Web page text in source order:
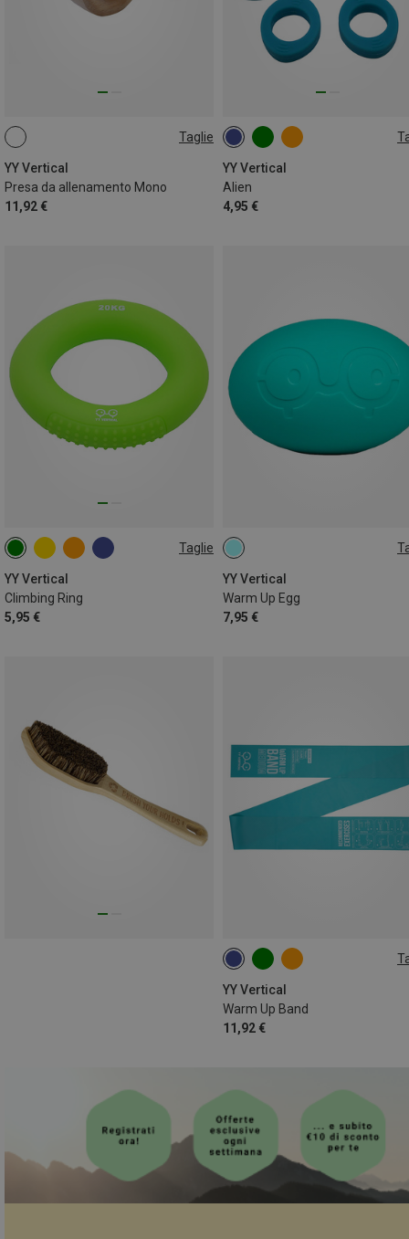
Taglie
YY Vertical
Presa da allenamento Mono
11,92 €
ONE SIZE
YY Vertical
Alien
4,95 €
MEDIUM
Taglie
YY Vertical
Climbing Ring
5,95 €
20KG
YY Vertical
Warm Up Egg
7,95 €
ONE SIZE
YY Vertical
Warm Up Band
11,92 €
MEDIUM